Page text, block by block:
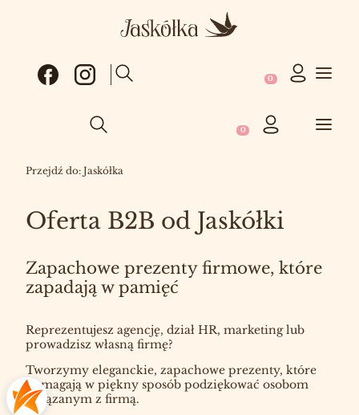
Otwórz wyszukiwarkę Produkty w
Otwórz wyszukiwarkę Produkty w koszyku:
Przejdź do: Jaskółka
Oferta B2B od Jaskółki
Zapachowe prezenty firmowe, które
zapadają w pamięć
Reprezentujesz agencję, dział HR, marketing lub
prowadzisz własną firmę?
Tworzymy eleganckie, zapachowe prezenty, które
pomagają w piękny sposób podziękować osobom
związanym z firmą.